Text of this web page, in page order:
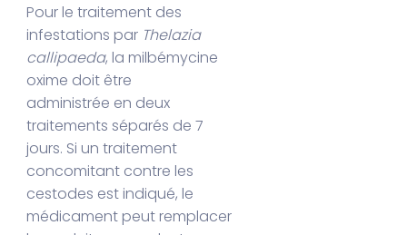
Pour le traitement des
infestations par Thelazia
callipaeda, la milbémycine
oxime doit être
administrée en deux
traitements séparés de 7
jours. Si un traitement
concomitant contre les
cestodes est indiqué, le
médicament peut remplacer